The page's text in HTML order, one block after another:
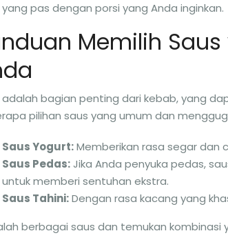
yang pas dengan porsi yang Anda inginkan.
Memilih
adalah bagian penting dari kebab, yang
pilihan saus yang umum dan
Saus Yogurt:Memberikan rasa segar dan
Saus Pedas:Jika Anda penyuka pedas,
untuk memberi sentuhan ekstra.
Saus Tahini:Dengan rasa kacang yang
berbagai saus dan temukan kombinasi